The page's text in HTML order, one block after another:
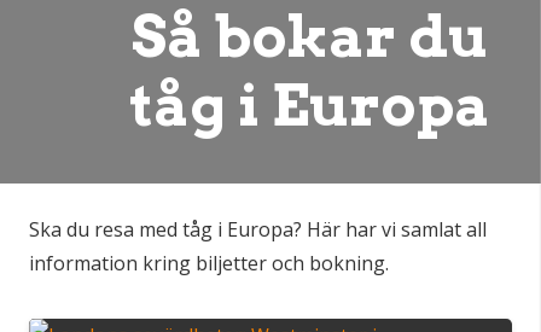
Så bokar du
tåg i Europa
Ska du resa med tåg i Europa? Här har vi samlat all
information kring biljetter och bokning.